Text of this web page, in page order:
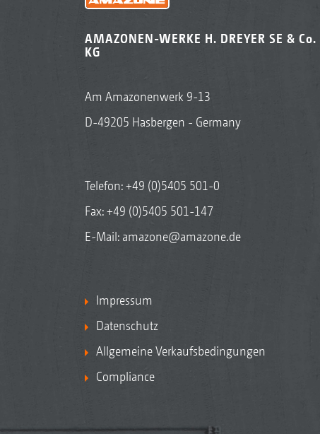
AMAZONEN-WERKE H. DREYER SE & Co.
KG
Am Amazonenwerk 9-13
D-49205 Hasbergen - Germany
Telefon:+49 (0)5405 501-0
Fax: +49 (0)5405 501-147
E-Mail: amazone@amazone.de
Impressum
Datenschutz
Allgemeine Verkaufsbedingungen
Compliance